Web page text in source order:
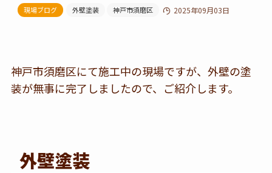
現場ブログ 外壁塗装 神戸市須磨区 2025年09月03日
神戸市須磨区にて施工中の現場ですが、外壁の塗
装が無事に完了しましたので、ご紹介します。
外壁塗装